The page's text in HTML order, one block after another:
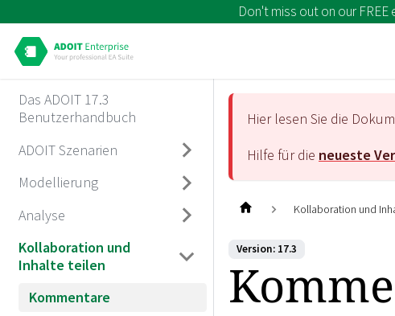
Don't miss out on our FREE
Das ADOIT 17.3
Benutzerhandbuch
ADOIT Szenarien
Modellierung
Analyse
Kollaboration und
Inhalte teilen
Kommentare
Hier lesen Sie die
Hilfe für die neueste
Kollaboration und
Version: 17.3